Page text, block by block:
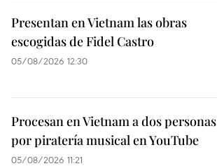
Presentan en Vietnam las obras
escogidas de Fidel Castro
05/08/2026 12:30
Procesan en Vietnam a dos personas
por piratería musical en YouTube
05/08/2026 11:21